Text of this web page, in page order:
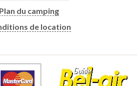
Plan du camping
de location